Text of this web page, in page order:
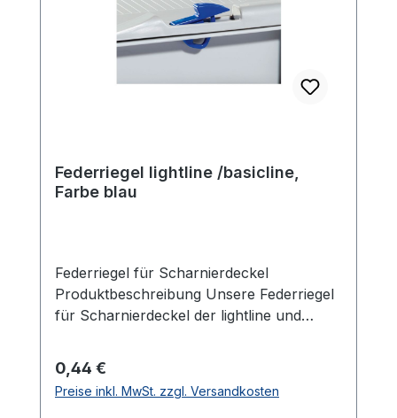
Federriegel lightline /basicline,
Farbe blau
Federriegel für Scharnierdeckel
Produktbeschreibung Unsere Federriegel
für Scharnierdeckel der lightline und
Scharnierdeckeln an Behältern. Für jeden
Behälter werden 2 Stück benötigt, um
Regulärer Preis:
0,44 €
Preise inkl. MwSt. zzgl. Versandkosten